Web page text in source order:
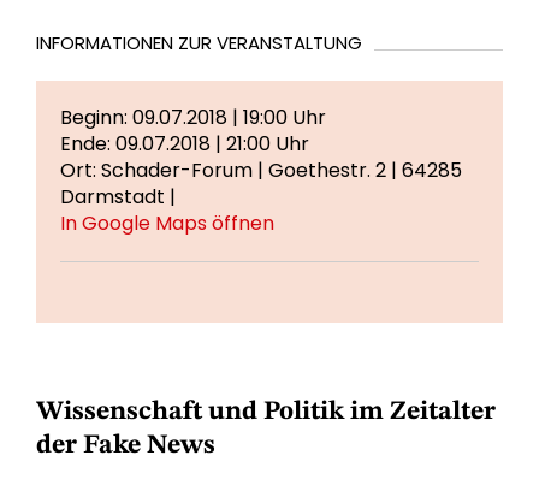
INFORMATIONEN ZUR VERANSTALTUNG
Beginn: 09.07.2018 | 19:00 Uhr
Ende: 09.07.2018 | 21:00 Uhr
Ort: Schader-Forum | Goethestr. 2 | 64285
Darmstadt |
In Google Maps öffnen
Wissenschaft und Politik im Zeitalter
der Fake News